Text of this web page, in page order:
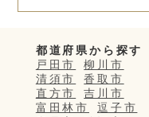
都道府県から探す
戸田市
柳川市
清須市
香取市
直方市
吉川市
富田林市
逗子市